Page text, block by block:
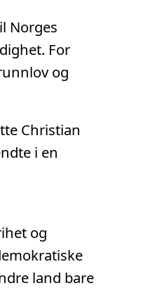
Norges
For
og
Christian
i en
og
land bare